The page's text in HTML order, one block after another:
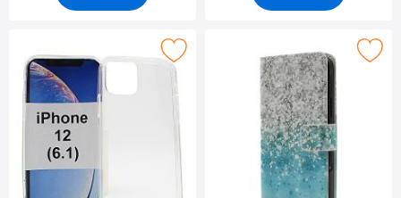
Marker tPU Cover iPhone 12 (6.1) som favorit
Marker designwallet iPhone